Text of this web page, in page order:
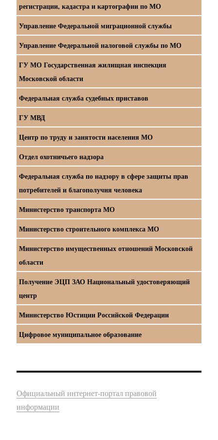
регистрации, кадастра и картографии по МО
Управление Федеральной миграционной службы
Управление Федеральной налоговой службы по МО
ГУ МО Государственная жилищная инспекция
Московской области
Федеральная служба судебных приставов
ГУ МВД
Центр по труду и занятости населения МО
Отдел охотничьего надзора
Федеральная служба по надзору в сфере защиты прав
потребителей и благополучия человека
Министерство транспорта МО
Министерство строительного комплекса МО
Министерство имущественных отношений Московской
области
Получение ЭЦП ЗАО Национальный удостоверяющий
центр
Министерство Юстиции Российской Федерации
Цифровое муниципальное образование
Официальный интернет-портал правовой
информации